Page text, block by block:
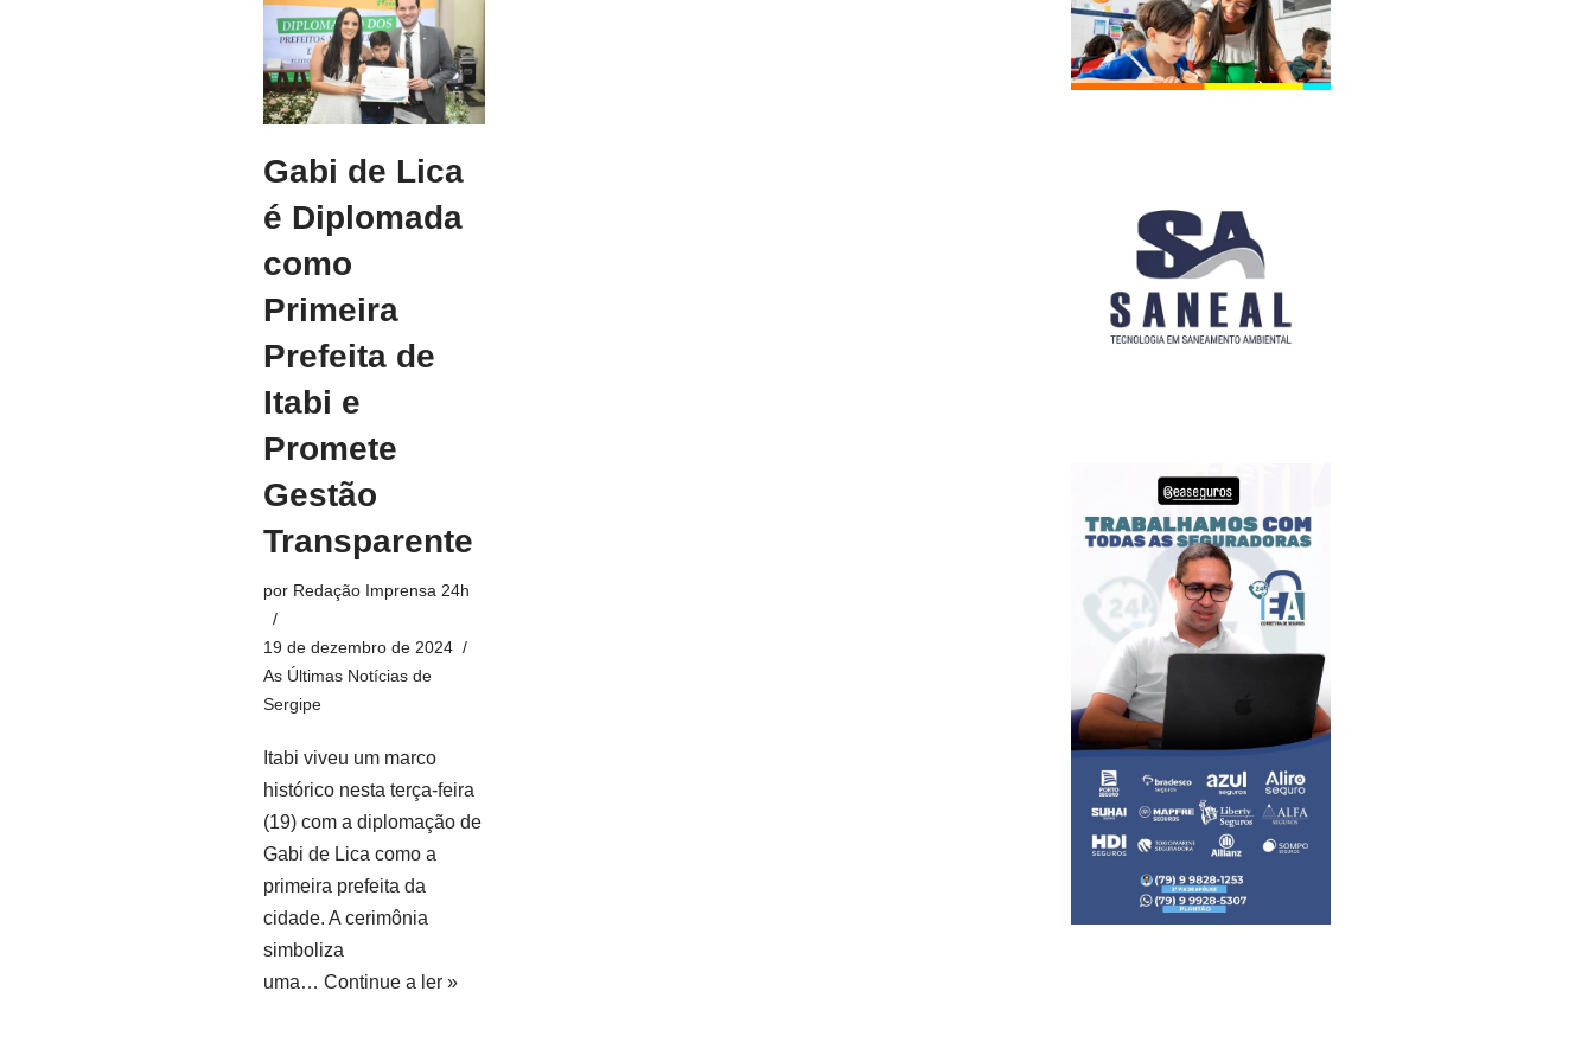
Gabi de Lica
é Diplomada
como
Primeira
Prefeita de
Itabi e
Promete
Gestão
Transparente
por Redação Imprensa 24h
19 de dezembro de 2024
As Últimas Notícias de
Sergipe
Itabi viveu um marco
histórico nesta terça-feira
(19) com a diplomação de
Gabi de Lica como a
primeira prefeita da
cidade. A cerimônia
simboliza
uma… Continue a ler »